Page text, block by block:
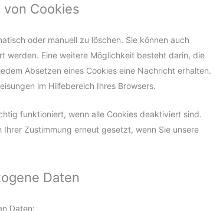
Cookies
oder manuell zu löschen. Sie können auch
werden. Eine weitere Möglichkeit besteht darin, die
Absetzen eines Cookies eine Nachricht erhalten.
im Hilfebereich Ihres Browsers.
funktioniert, wenn alle Cookies deaktiviert sind.
Zustimmung erneut gesetzt, wenn Sie unsere
Daten
Daten: